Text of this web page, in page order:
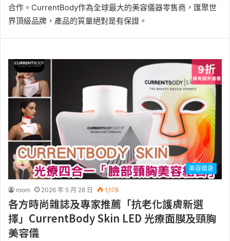
合作。CurrentBody作為全球最大的美容儀器零售商，匯聚世
界頂級品牌，產品的質量絕對是有保證。
美容瘦身
room 2026 年 5 月 28 日 1,178
各方時尚雜誌及專家推薦「抗老化護膚新選
擇」CurrentBody Skin LED 光療面膜及頸胸
美容儀